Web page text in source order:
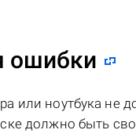
ошибки
или ноутбука не
должно быть